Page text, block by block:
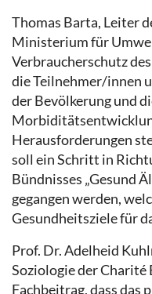
Thomas Barta, Leiter
Ministerium für
Verbraucherschutz
die Teilnehmer/innen
der Bevölkerung und
Herausforderungen
soll ein Schritt in
Bündnisses „Gesund
gegangen werden,
Gesundheitsziele für
Prof. Dr. Adelheid
Soziologie der
Fachbeitrag, dass das